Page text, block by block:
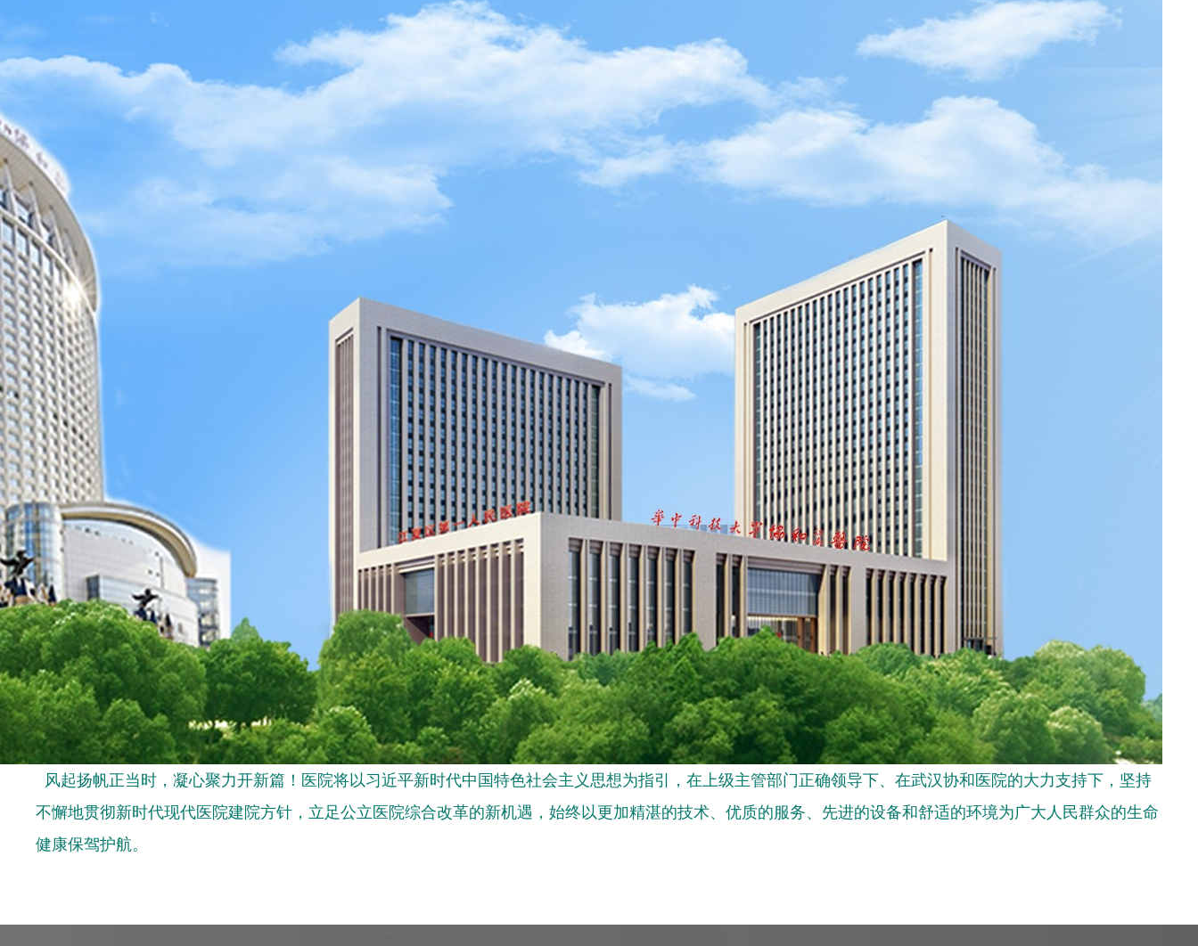
风起扬帆正当时，凝心聚力开新篇！医院将以习近平新时代中国特色社会主义思想为指引，在上级主管部门正确领导下、在武汉协和医院的大力支持下，坚持
不懈地贯彻新时代现代医院建院方针，立足公立医院综合改革的新机遇，始终以更加精湛的技术、优质的服务、先进的设备和舒适的环境为广大人民群众的生命
健康保驾护航。